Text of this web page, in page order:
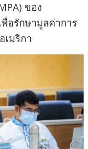
ของ
พื่อรักษามูลค่าการ
เมริกา